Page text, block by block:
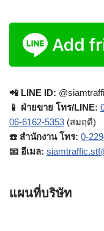
📲 LINE ID:
📱 ฝ่ายขาย โทร/LINE:
06-6162-5353 (สมฤดี)
☎️ สำนักงาน โทร: 0-
📧 อีเมล:
แผนที่บริษัท